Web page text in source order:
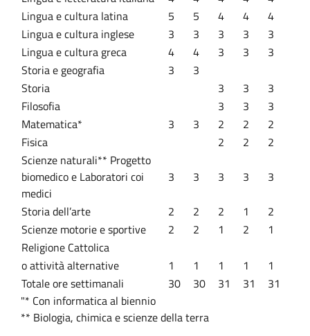
Lingua e cultura latina
5 5 4 4
4
Lingua e cultura inglese
3 3 3 3
3
Lingua e cultura greca
4 4 3 3
3
Storia e geografia
3
3
Storia
3 3
3
Filosofia
3 3
3
Matematica*
3 3 2 2
2
Fisica
2 2
2
Scienze naturali** Progetto
biomedico e Laboratori coi
medici
3 3 3 3 3
Storia dell’arte 2 2 2 1
2
Scienze motorie e sportive
2 2 1 2
1
Religione Cattolica
o attività alternative
1 1 1 1
1
Totale ore settimanali
30 30 31 31
31
"* Con informatica al biennio
** Biologia, chimica e scienze della terra